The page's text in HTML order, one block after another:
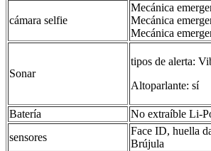
cámara selfie
Mecánica
Mecánica
Mecánica
Sonar
tipos de alerta:
Altoparlante: sí
Batería
No extraíble Li-
sensores
Face ID, huella
Brújula